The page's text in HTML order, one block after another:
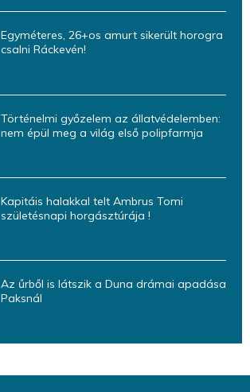
Egyméteres, 26+os amurt sikerült horogra
csalni Ráckevén!
Történelmi győzelem az állatvédelemben:
nem épül meg a világ első polipfarmja
Kapitáis halakkal telt Ambrus Tomi
születésnapi horgásztúrája !
Az űrből is látszik a Duna drámai apadása
Paksnál